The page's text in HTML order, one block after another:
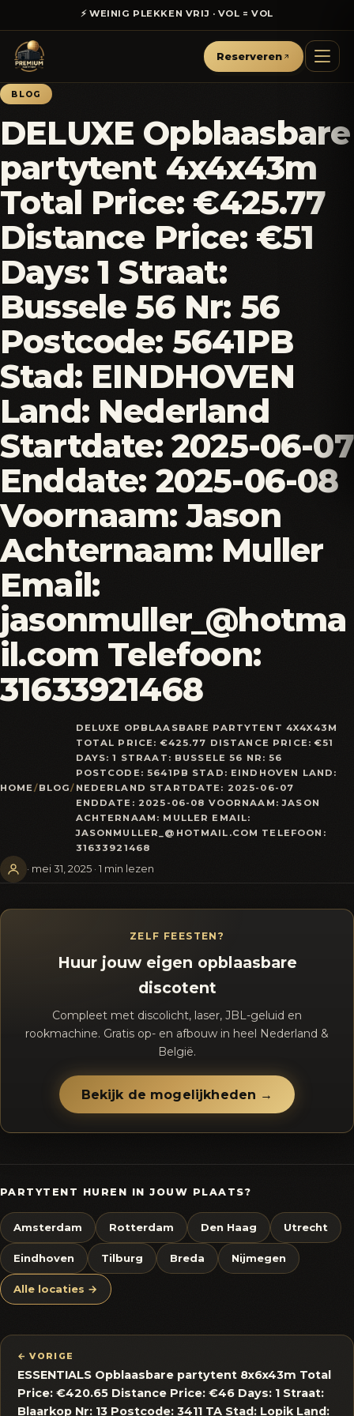
⚡ WEINIG PLEKKEN VRIJ · VOL = VOL
Reserveren
BLOG
DELUXE Opblaasbare
partytent 4x4x43m
Total Price: €425.77
Distance Price: €51
Days: 1 Straat:
Bussele 56 Nr: 56
Postcode: 5641PB
Stad: EINDHOVEN
Land: Nederland
Startdate: 2025-06-07
Enddate: 2025-06-08
Voornaam: Jason
Achternaam: Muller
Email:
jasonmuller_@hotma
il.com Telefoon:
31633921468
HOME /BLOG/
DELUXE OPBLAASBARE PARTYTENT 4X4X43M
TOTAL PRICE: €425.77 DISTANCE PRICE: €51
DAYS: 1 STRAAT: BUSSELE 56 NR: 56
POSTCODE: 5641PB STAD: EINDHOVEN LAND:
NEDERLAND STARTDATE: 2025-06-07
ENDDATE: 2025-06-08 VOORNAAM: JASON
ACHTERNAAM: MULLER EMAIL:
JASONMULLER_@HOTMAIL.COM TELEFOON:
31633921468
· mei 31, 2025 · 1 min lezen
ZELF FEESTEN?
Huur jouw eigen opblaasbare
discotent
Compleet met discolicht, laser, JBL-geluid en
rookmachine. Gratis op- en afbouw in heel Nederland &
België.
Bekijk de mogelijkheden →
PARTYTENT HUREN IN JOUW PLAATS?
Amsterdam Rotterdam Den Haag Utrecht
Eindhoven Tilburg Breda Nijmegen
Alle locaties →
← VORIGE
ESSENTIALS Opblaasbare partytent 8x6x43m Total
Price: €420.65 Distance Price: €46 Days: 1 Straat:
Blaarkop Nr: 13 Postcode: 3411 TA Stad: Lopik Land: